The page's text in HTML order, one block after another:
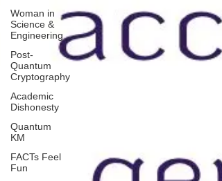
Woman in
Science &
Engineering
Post-
Quantum
Cryptography
Academic
Dishonesty
Quantum
KM
FACTs Feel
Fun